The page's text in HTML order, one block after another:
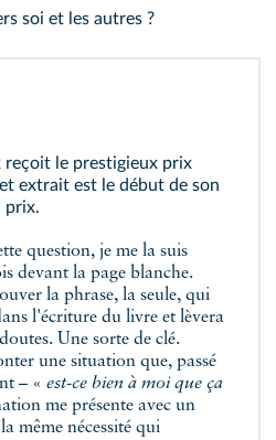
soi et les autres ?
reçoit le prestigieux prix
extrait est le début de son
prix.
question, je me la suis
devant la page blanche.
la phrase, la seule, qui
l'écriture du livre et lèvera
Une sorte de clé.
une situation que, passé
– « est-ce bien à moi que ça
me présente avec un
même nécessité qui